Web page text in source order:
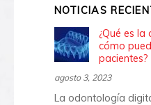
NOTICIAS
¿Qué es
cómo
pacientes?
agosto 3, 2023
La odontología